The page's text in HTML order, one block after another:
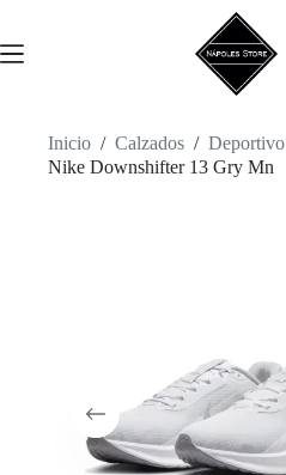
contenido
Inicio / Calzados / Deportivo
Nike Downshifter 13 Gry Mn